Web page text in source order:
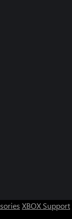
XBOX Support